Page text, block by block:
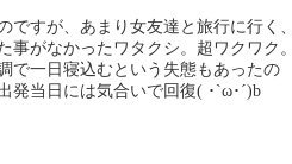
すが、あまり女友達と旅行に行く、
事がなかったワタクシ。超ワクワク。
で一日寝込むという失態もあったの
当日には気合いで回復( ･`ω･´)b